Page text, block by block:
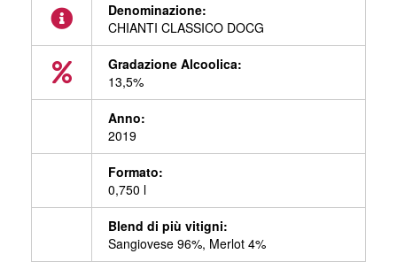
Denominazione:
CHIANTI CLASSICO DOCG
Gradazione Alcoolica:
13,5%
Anno:
2019
Formato:
0,750 l
Blend di più vitigni:
Sangiovese 96%, Merlot 4%